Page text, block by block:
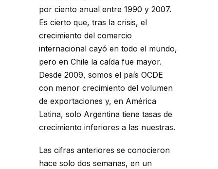
por ciento anual entre 1990 y 2007.
Es cierto que, tras la crisis, el
crecimiento del comercio
internacional cayó en todo el mundo,
pero en Chile la caída fue mayor.
Desde 2009, somos el país OCDE
con menor crecimiento del volumen
de exportaciones y, en América
Latina, solo Argentina tiene tasas de
crecimiento inferiores a las nuestras.
Las cifras anteriores se conocieron
hace solo dos semanas, en un